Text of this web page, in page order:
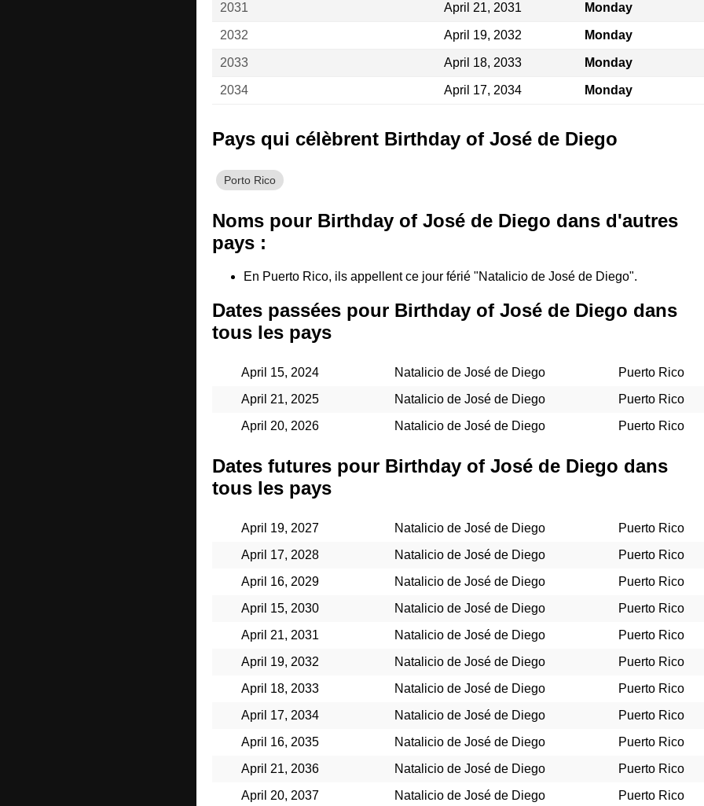
2031 April 21, 2031 Monday
2032 April 19, 2032 Monday
2033 April 18, 2033 Monday
2034 April 17, 2034 Monday
Pays qui célèbrent Birthday of José de Diego
Porto Rico
Noms pour Birthday of José de Diego dans d'autres
pays :
En Puerto Rico, ils appellent ce jour férié "Natalicio de José de Diego".
Dates passées pour Birthday of José de Diego dans
tous les pays
April 15, 2024 Natalicio de José de Diego
Puerto Rico
April 21, 2025
Natalicio de José de Diego
Puerto Rico
April 20, 2026
Natalicio de José de Diego Puerto Rico
Dates futures pour Birthday of José de Diego dans
tous les pays
April 19, 2027 Natalicio de José de Diego
Puerto Rico
April 17, 2028
Natalicio de José de Diego
Puerto Rico
April 16, 2029
Natalicio de José de Diego
Puerto Rico
April 15, 2030
Natalicio de José de Diego
Puerto Rico
April 21, 2031
Natalicio de José de Diego
Puerto Rico
April 19, 2032
Natalicio de José de Diego
Puerto Rico
April 18, 2033
Natalicio de José de Diego
Puerto Rico
April 17, 2034
Natalicio de José de Diego
Puerto Rico
April 16, 2035
Natalicio de José de Diego
Puerto Rico
April 21, 2036
Natalicio de José de Diego
Puerto Rico
April 20, 2037
Natalicio de José de Diego Puerto Rico